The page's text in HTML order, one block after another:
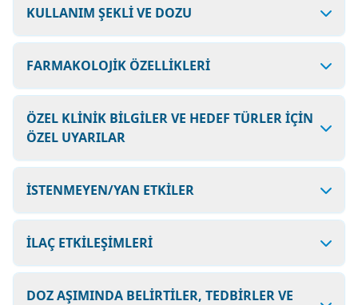
KULLANIM ŞEKLİ VE DOZU
FARMAKOLOJİK ÖZELLİKLERİ
ÖZEL KLİNİK BİLGİLER VE HEDEF TÜRLER İÇİN
ÖZEL UYARILAR
İSTENMEYEN/YAN ETKİLER
İLAÇ ETKİLEŞİMLERİ
DOZ AŞIMINDA BELİRTİLER, TEDBİRLER VE